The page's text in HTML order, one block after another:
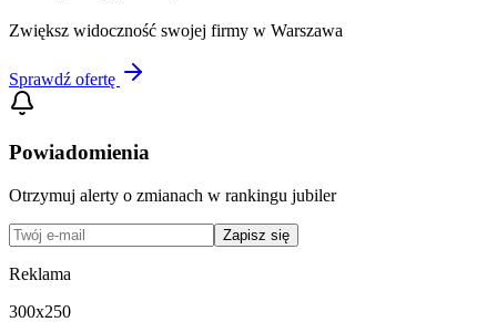
Zwiększ widoczność swojej firmy w Warszawa
Sprawdź ofertę
Powiadomienia
Otrzymuj alerty o zmianach w rankingu jubiler
Zapisz się
Reklama
300x250